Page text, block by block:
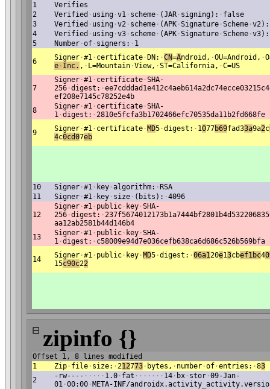
1
Verifies
2
Verified · using ·v1 · scheme · (JAR · signing): · false
3
Verified · using ·v2 · scheme · (APK ·Signature ·Scheme ·v2):
4
Verified · using ·v3 · scheme · (APK ·Signature ·Scheme ·v3):
5
Number ·of · signers: · 1
6 Signer ·#1 · certificate · DN: ·CN=Android, ·OU=Android, ·
e · Inc. , · L=Mountain ·View, ·ST=California, ·C=US
7
Signer ·#1 · certificate ·SHA-
256 ·digest: ·
ef208e7145c78252e4b
8
Signer ·#1 · certificate ·SHA-
1 ·digest: ·2810e5fcfa3b1702466efc70535da11b2fd668fe
9 Signer ·#1 · certificate · MD5 ·digest: · 1077b69fad33a9a2c
4c0cd07eb
10 Signer ·#1 · key ·algorithm: · RSA
11
Signer ·#1 · key · size · (bits): ·4096
12
Signer ·#1 · public · key ·SHA-
256 ·digest: ·
aa12ab2581b44d146b4
13
Signer ·#1 · public · key ·SHA-
1 ·digest: · c58009e94d7e036cefb638ca6d686c526b569bfa
14 Signer ·#1 · public · key · MD5 ·digest: ·06a120e13cbef1bc4
15c90c22
⊟ zipinfo {}
Offset 1, 8 lines modified
1
Zip · file · size: ·212773 · bytes, · number ·of ·entries: ·83
2
-rw---- · · · · · 1.0 · fat · · · · · · · 14 · bx · stor ·09-Jan-
01 ·00:00 · META-INF/